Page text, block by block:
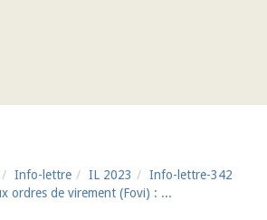
Info-lettre IL 2023
Info-lettre-342
ordres de virement (Fovi) : ...